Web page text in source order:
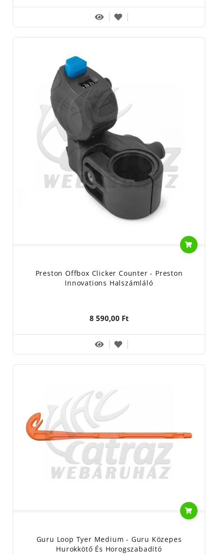
Preston Offbox Clicker Counter - Preston
Innovations Halszámláló
8 590,00 Ft
Guru Loop Tyer Medium - Guru Közepes
Hurokkötő És Horogszabadító